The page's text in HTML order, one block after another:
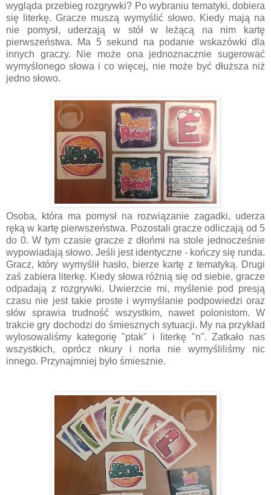
wygląda przebieg rozgrywki? Po wybraniu tematyki, dobiera
się literkę. Gracze muszą wymyślić słowo. Kiedy mają na
nie pomysł, uderzają w stół w leżącą na nim kartę
pierwszeństwa. Ma 5 sekund na podanie wskazówki dla
innych graczy. Nie może ona jednoznacznie sugerować
wymyślonego słowa i co więcej, nie może być dłuższa niż
jedno słowo.
Osoba, która ma pomysł na rozwiązanie zagadki, uderza
ręką w kartę pierwszeństwa. Pozostali gracze odliczają od 5
do 0. W tym czasie gracze z dłońmi na stole jednocześnie
wypowiadają słowo. Jeśli jest identyczne - kończy się runda.
Gracz, który wymyślił hasło, bierze kartę z tematyką. Drugi
zaś zabiera literkę. Kiedy słowa różnią się od siebie, gracze
odpadają z rozgrywki. Uwierzcie mi, myślenie pod presją
czasu nie jest takie proste i wymyślanie podpowiedzi oraz
słów sprawia trudność wszystkim, nawet polonistom. W
trakcie gry dochodzi do śmiesznych sytuacji. My na przykład
wylosowaliśmy kategorię "ptak" i literkę "n". Zatkało nas
wszystkich, oprócz nkury i norła nie wymyśliliśmy nic
innego. Przynajmniej było śmiesznie.